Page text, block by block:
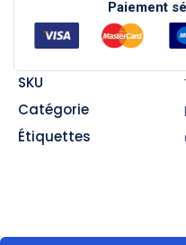
Paiement
SKU
Catégorie
Étiquettes